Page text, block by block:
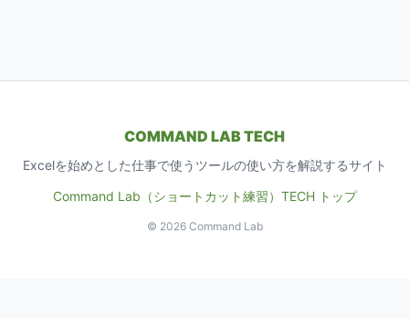
COMMAND LAB TECH
Excelを始めとした仕事で使うツールの使い方を解説するサイト
Command Lab（ショートカット練習） TECH トップ
© 2026 Command Lab